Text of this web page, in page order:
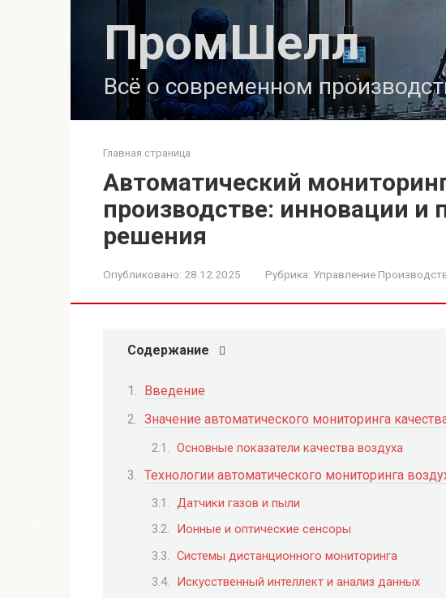
ПромШелл
Всё о современном
Главная страница
Автоматический
производстве: инновации и
решения
Опубликовано: 28.12.2025 Рубрика: Управление
Содержание
Введение
Значение автоматического мониторинга
Основные показатели качества воздуха
Технологии автоматического мониторинга
Датчики газов и пыли
Ионные и оптические сенсоры
Системы дистанционного мониторинга
Искусственный интеллект и анализ данных